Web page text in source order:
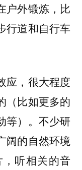
户外锻炼，比
行道和自行车
应，很大程度
（比如更多的
等）。不少研
阔的自然环境
听相关的音